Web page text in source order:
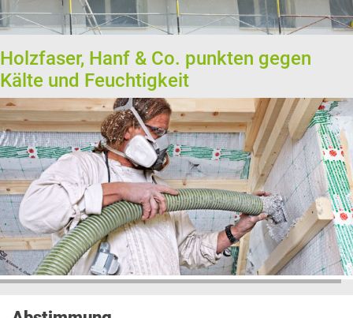
Holzfaser, Hanf & Co. punkten gegen
Kälte und Feuchtigkeit